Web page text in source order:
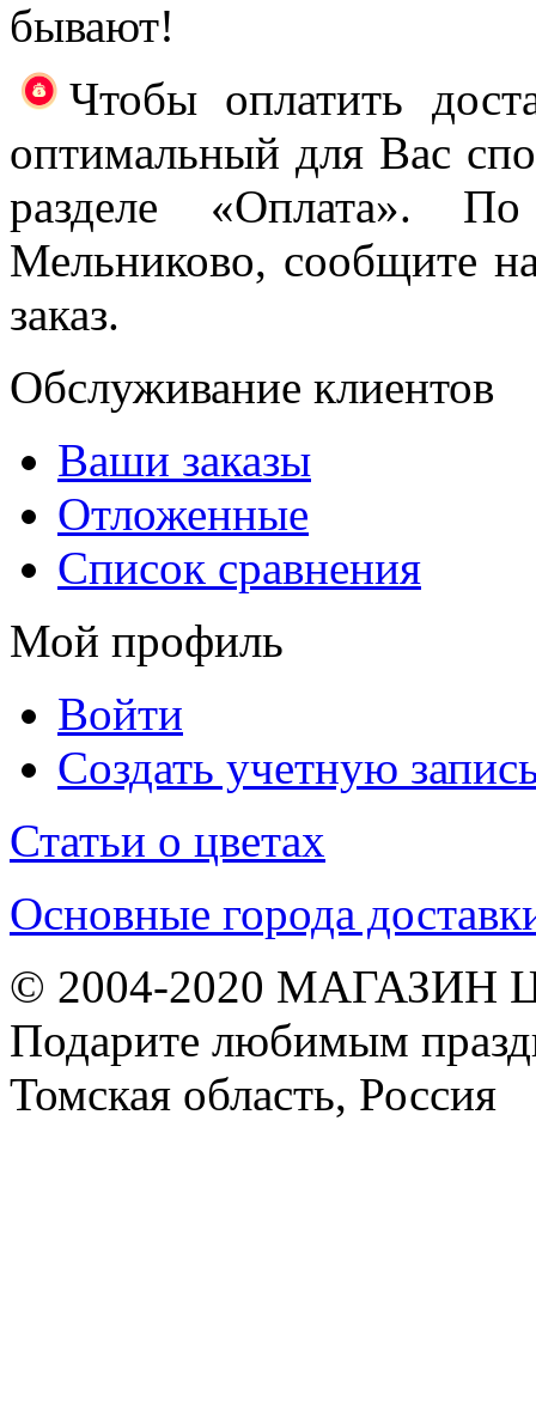
бывают!
Чтобы оплатить
оптимальный для Вас
разделе «Оплата».
Мельниково, сообщите
заказ.
Обслуживание клиентов
Ваши заказы
Отложенные
Список сравнения
Мой профиль
Войти
Создать учетную
Статьи о цветах
Основные города
© 2004-2020 МАГАЗИН
Подарите любимым
Томская область, Россия